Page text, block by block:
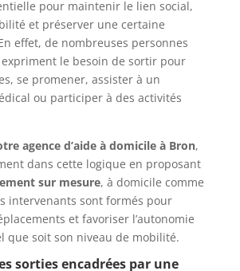
pour maintenir le lien social,
et préserver une certaine
effet, de nombreuses personnes
expriment le besoin de sortir pour
se promener, assister à un
ou participer à des activités
agence d’aide à domicile à Bron,
dans cette logique en proposant
sur mesure, à domicile comme
intervenants sont formés pour
et favoriser l’autonomie
que soit son niveau de mobilité.
sorties encadrées par une